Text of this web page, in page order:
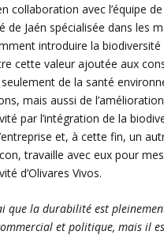
collaboration avec l’équipe
de Jaén spécialisée dans les
introduire la
cette valeur ajoutée aux
seulement de la santé
mais aussi de
par l’intégration de la
et, à cette fin, un
travaille avec eux pour
d’Olivares Vivos.
que la durabilité est
et politique, mais il